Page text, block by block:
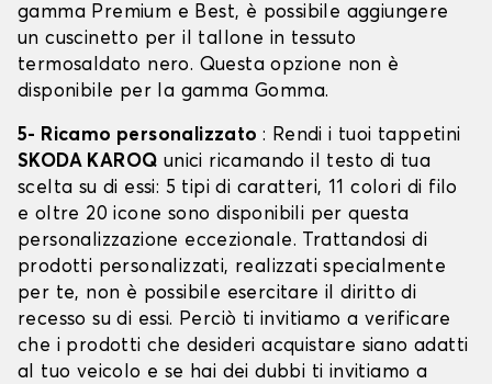
gamma Premium e Best, è possibile aggiungere
un cuscinetto per il tallone in tessuto
termosaldato nero. Questa opzione non è
disponibile per la gamma Gomma.
5- Ricamo personalizzato : Rendi i tuoi tappetini
SKODA KAROQ unici ricamando il testo di tua
scelta su di essi: 5 tipi di caratteri, 11 colori di filo
e oltre 20 icone sono disponibili per questa
personalizzazione eccezionale. Trattandosi di
prodotti personalizzati, realizzati specialmente
per te, non è possibile esercitare il diritto di
recesso su di essi. Perciò ti invitiamo a verificare
che i prodotti che desideri acquistare siano adatti
al tuo veicolo e se hai dei dubbi ti invitiamo a